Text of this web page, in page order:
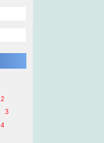
2
3
4